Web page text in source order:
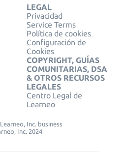
LEGAL
Privacidad
Service Terms
Política de cookies
Configuración de
Cookies
COPYRIGHT, GUÍAS
COMUNITARIAS, DSA
& OTROS RECURSOS
LEGALES
Centro Legal de
Learneo
Inc. business
Inc. 2024